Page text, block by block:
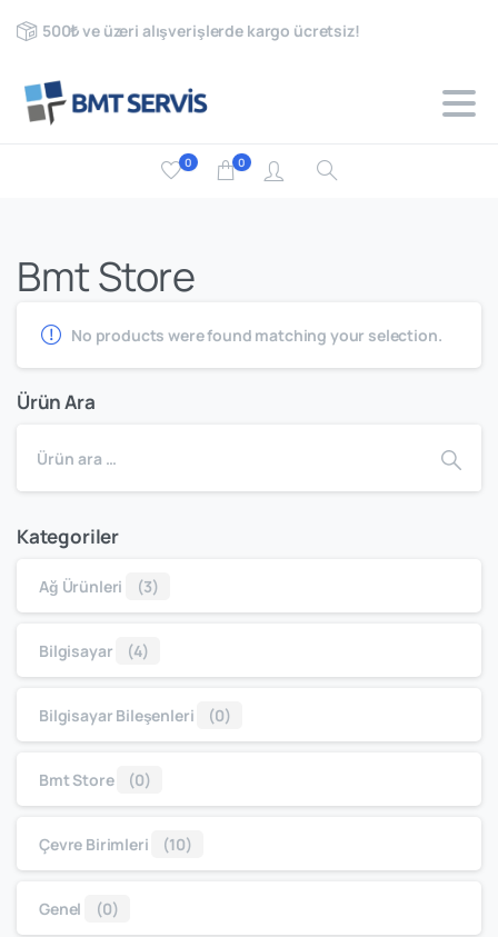
500₺ ve üzeri alışverişlerde kargo ücretsiz!
0 0
Bmt Store
No products were found matching your selection.
Ürün Ara
Kategoriler
Ağ Ürünleri (3)
Bilgisayar (4)
Bilgisayar Bileşenleri (0)
Bmt Store (0)
Çevre Birimleri (10)
Genel (0)